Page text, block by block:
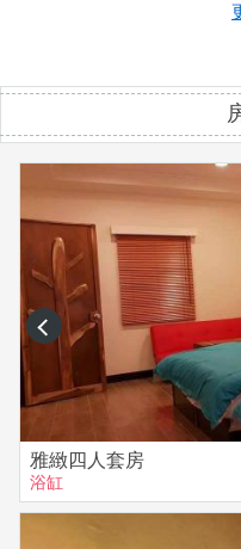
及安全，請依規定人數入住
風光，謝謝合作。
８.民宿內禁止攜帶寵物，
元。
９.嚴禁室內吸毒.酗酒.喧嘩
律報警依法究辦，決不寬
prev
雅緻四人套房
浴缸